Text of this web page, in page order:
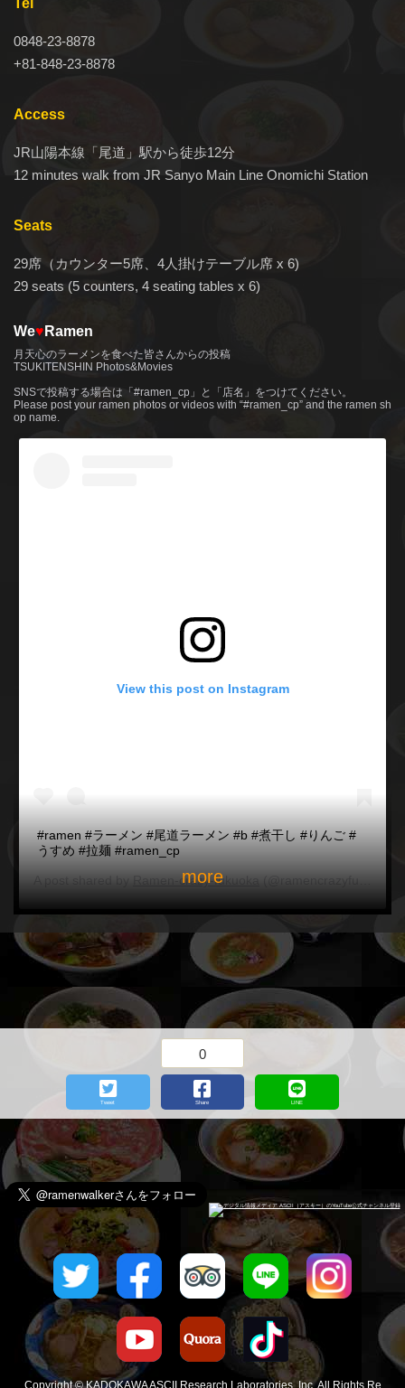
Tel
0848-23-8878
+81-848-23-8878
Access
JR山陽本線「尾道」駅から徒歩12分
12 minutes walk from JR Sanyo Main Line Onomichi Station
Seats
29席（カウンター5席、4人掛けテーブル席 x 6)
29 seats (5 counters, 4 seating tables x 6)
We♥ Ramen
月天心のラーメンを食べた皆さんからの投稿
TSUKITENSHIN Photos&Movies
SNSで投稿する場合は「#ramen_cp」と「店名」をつけてください。
Please post your ramen photos or videos with “#ramen_cp” and the ramen sh
op name.
View this post on Instagram
#ramen #ラーメン #尾道ラーメン #b #煮干し #りんご #
うすめ #拉麺 #ramen_cp
A post shared by Ramen-crazy-fukuoka (@ramencrazyfukuoka) on
more
Tweet
0
Share LINE
Copyright © KADOKAWA ASCII Research Laboratories, Inc. All Rights Re